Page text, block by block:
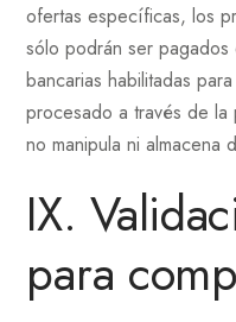
ofertas específicas, los
sólo podrán ser
bancarias habilitadas
procesado a través de la
no manipula ni almacena
IX.
para